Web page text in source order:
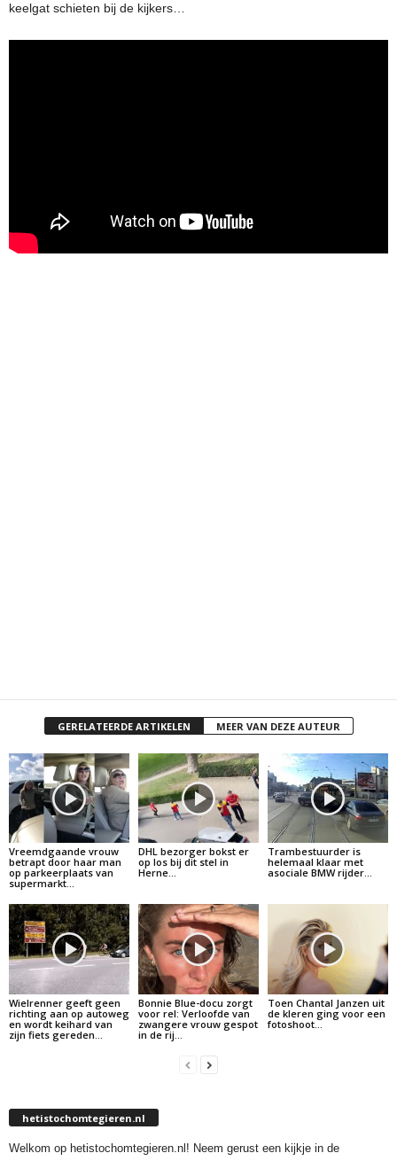
keelgat schieten bij de kijkers…
GERELATEERDE ARTIKELEN MEER VAN DEZE AUTEUR
Vreemdgaande vrouw
betrapt door haar man
op parkeerplaats van
supermarkt…
DHL bezorger bokst er
op los bij dit stel in
Herne…
Trambestuurder is
helemaal klaar met
asociale BMW rijder…
Wielrenner geeft geen
richting aan op autoweg
en wordt keihard van
zijn fiets gereden…
Bonnie Blue-docu zorgt
voor rel: Verloofde van
zwangere vrouw gespot
in de rij…
Toen Chantal Janzen uit
de kleren ging voor een
fotoshoot…
hetistochomtegieren.nl
Welkom op hetistochomtegieren.nl! Neem gerust een kijkje in de